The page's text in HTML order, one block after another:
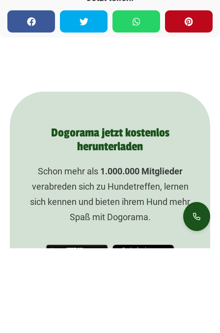
Dogorama jetzt kostenlos
herunterladen
Schon mehr als 1.000.000Mitglieder
verabreden sich zu Hundetreffen, lernen
sich kennen und bieten ihrem Hund mehr
Spaß mit Dogorama.